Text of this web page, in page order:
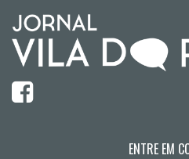
ENTRE EM